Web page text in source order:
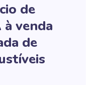
de
à venda
de